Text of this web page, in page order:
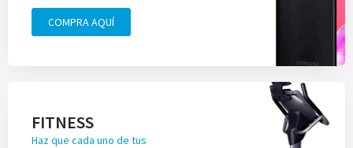
COMPRA AQUÍ
FITNESS
Haz que cada uno de tus